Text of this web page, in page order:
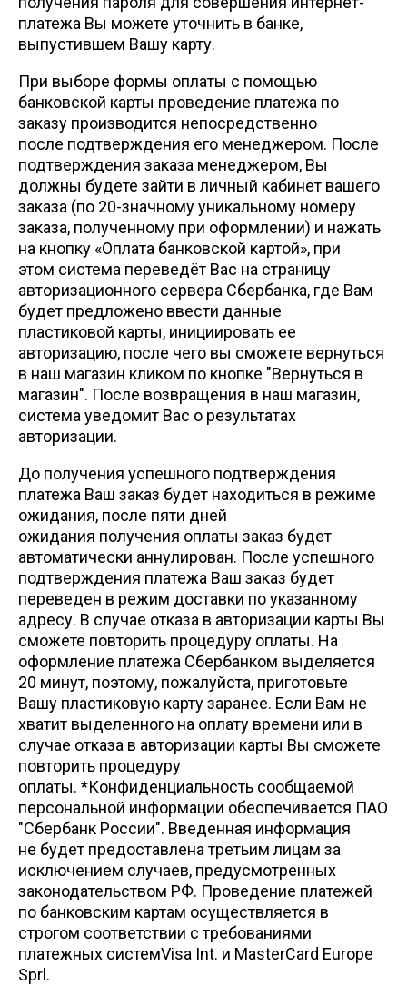
платежа Вы можете уточнить в банке,
выпустившем Вашу карту.
При выборе формы оплаты с помощью
банковской карты проведение платежа по
заказу производится непосредственно
после подтверждения его менеджером. После
подтверждения заказа менеджером, Вы
должны будете зайти в личный кабинет вашего
заказа (по 20-значному уникальному номеру
заказа, полученному при оформлении) и нажать
на кнопку «Оплата банковской картой», при
этом система переведёт Вас на страницу
авторизационного сервера Сбербанка, где Вам
будет предложено ввести данные
пластиковой карты, инициировать ее
авторизацию, после чего вы сможете вернуться
в наш магазин кликом по кнопке "Вернуться в
магазин". После возвращения в наш магазин,
система уведомит Вас о результатах
авторизации.
До получения успешного подтверждения
платежа Ваш заказ будет находиться в режиме
ожидания, после пяти дней
ожидания получения оплаты заказ будет
автоматически аннулирован. После успешного
подтверждения платежа Ваш заказ будет
переведен в режим доставки по указанному
адресу. В случае отказа в авторизации карты Вы
сможете повторить процедуру оплаты. На
оформление платежа Сбербанком выделяется
20 минут, поэтому, пожалуйста, приготовьте
Вашу пластиковую карту заранее. Если Вам не
хватит выделенного на оплату времени или в
случае отказа в авторизации карты Вы сможете
повторить процедуру
оплаты. *Конфиденциальность сообщаемой
персональной информации обеспечивается ПАО
"Сбербанк России". Введенная информация
не будет предоставлена третьим лицам за
исключением случаев, предусмотренных
законодательством РФ. Проведение платежей
по банковским картам осуществляется в
строгом соответствии с требованиями
платежных системVisa Int. и MasterCard Europe
Sprl.